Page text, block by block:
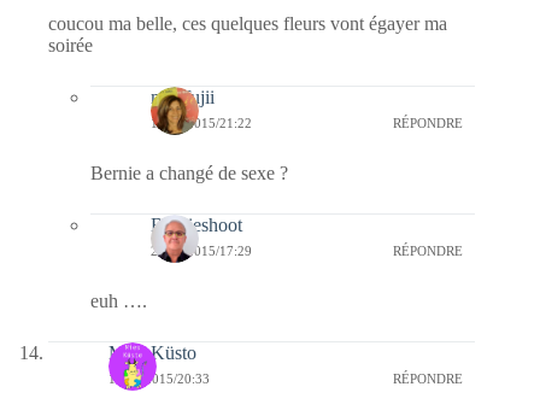
coucou ma belle, ces quelques fleurs vont égayer ma
soirée
missfujii
18/05/2015/21:22 RÉPONDRE
Bernie a changé de sexe ?
Bernieshoot
24/05/2015/17:29 RÉPONDRE
euh ….
Mies Küsto
18/05/2015/20:33 RÉPONDRE